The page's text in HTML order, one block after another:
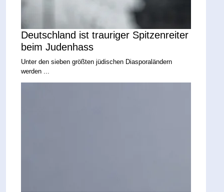
Deutschland ist trauriger Spitzenreiter
beim Judenhass
Unter den sieben größten jüdischen Diasporaländern
werden ...